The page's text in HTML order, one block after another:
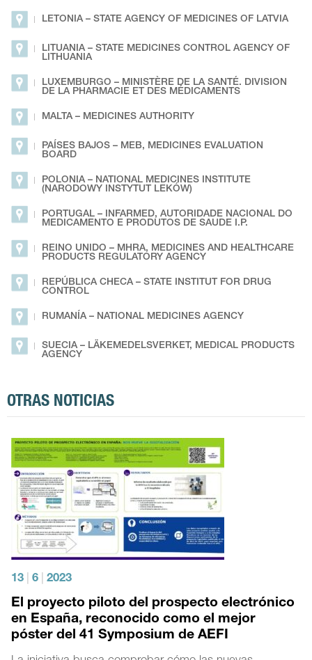
LETONIA – STATE AGENCY OF MEDICINES OF LATVIA
LITUANIA – STATE MEDICINES CONTROL AGENCY OF
LITHUANIA
LUXEMBURGO – MINISTÈRE DE LA SANTÉ. DIVISION
DE LA PHARMACIE ET DES MÉDICAMENTS
MALTA – MEDICINES AUTHORITY
PAÍSES BAJOS – MEB, MEDICINES EVALUATION
BOARD
POLONIA – NATIONAL MEDICINES INSTITUTE
(NARODOWY INSTYTUT LEKÓW)
PORTUGAL – INFARMED, AUTORIDADE NACIONAL DO
MEDICAMENTO E PRODUTOS DE SAUDE I.P.
REINO UNIDO – MHRA, MEDICINES AND HEALTHCARE
PRODUCTS REGULATORY AGENCY
REPÚBLICA CHECA – STATE INSTITUT FOR DRUG
CONTROL
RUMANÍA – NATIONAL MEDICINES AGENCY
SUECIA – LÄKEMEDELSVERKET, MEDICAL PRODUCTS
AGENCY
OTRAS NOTICIAS
13 6 2023
El proyecto piloto del prospecto electrónico
en España, reconocido como el mejor
póster del 41 Symposium de AEFI